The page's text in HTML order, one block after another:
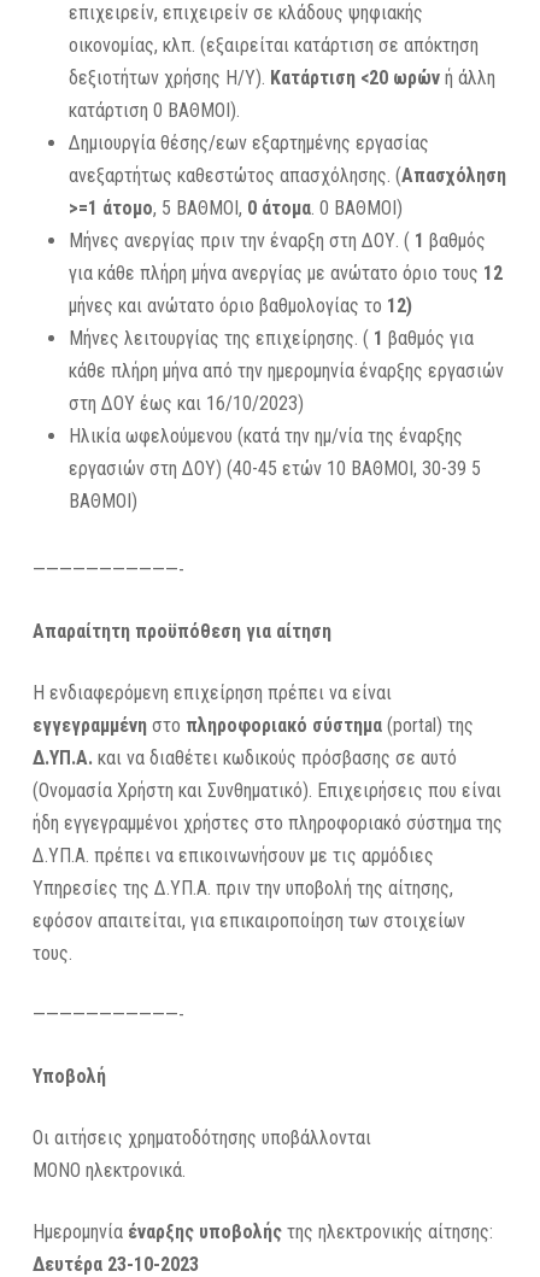
επιχειρείν, επιχειρείν σε κλάδους ψηφιακής
οικονομίας, κλπ. (εξαιρείται κατάρτιση σε απόκτηση
δεξιοτήτων χρήσης Η/Υ). Κατάρτιση <20 ωρώνή άλλη
κατάρτιση 0 ΒΑΘΜΟΙ).
Δημιουργία θέσης/εων εξαρτημένης εργασίας
ανεξαρτήτως καθεστώτος απασχόλησης. (Απασχόληση
>=1 άτομο, 5 ΒΑΘΜΟΙ, 0 άτομα. 0 ΒΑΘΜΟΙ)
Μήνες ανεργίας πριν την έναρξη στη ΔΟΥ. ( 1 βαθμός
για κάθε πλήρη μήνα ανεργίας με ανώτατο όριο τους 12
μήνες και ανώτατο όριο βαθμολογίας το 12)
Μήνες λειτουργίας της επιχείρησης. ( 1 βαθμός για
κάθε πλήρη μήνα από την ημερομηνία έναρξης εργασιών
στη ΔΟΥ έως και 16/10/2023)
Ηλικία ωφελούμενου (κατά την ημ/νία της έναρξης
εργασιών στη ΔΟΥ) (40-45 ετών 10 ΒΑΘΜΟΙ, 30-39 5
ΒΑΘΜΟΙ)
———————————-
Απαραίτητη προϋπόθεση για αίτηση
Η ενδιαφερόμενη επιχείρηση πρέπει να είναι
εγγεγραμμένηστο πληροφοριακό σύστημα(portal) της
Δ.ΥΠ.Α. και να διαθέτει κωδικούς πρόσβασης σε αυτό
(Ονομασία Χρήστη και Συνθηματικό). Επιχειρήσεις που είναι
ήδη εγγεγραμμένοι χρήστες στο πληροφοριακό σύστημα της
Δ.ΥΠ.Α. πρέπει να επικοινωνήσουν με τις αρμόδιες
Υπηρεσίες της Δ.ΥΠ.Α. πριν την υποβολή της αίτησης,
εφόσον απαιτείται, για επικαιροποίηση των στοιχείων
τους.
———————————-
Υποβολή
Οι αιτήσεις χρηματοδότησης υποβάλλονται
ΜΟΝΟ ηλεκτρονικά.
Ημερομηνίαέναρξης υποβολήςτης ηλεκτρονικής αίτησης:
Δευτέρα 23-10-2023